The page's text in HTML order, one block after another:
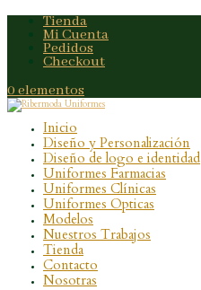
Tienda
Mi Cuenta
Pedidos
Checkout
0 elementos
Inicio
Diseño y Personalización
Diseño de logo e identidad
Uniformes Farmacias
Uniformes Clínicas
Uniformes Opticas
Modelos
Nuestros Trabajos
Tienda
Contacto
Nosotras